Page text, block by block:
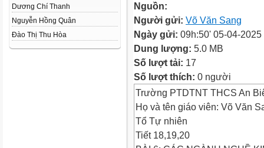
Dương Chí Thanh
Nguyễn Hồng Quân
Đào Thị Thu Hòa
Nguồn:
Người gửi: Võ Văn Sang
Ngày gửi: 09h:50' 05-04-2025
Dung lượng: 5.0 MB
Số lượt tải: 17
Số lượt thích: 0 người
Trường PTDTNT THCS An
Họ và tên giáo viên: Võ Văn
Tổ Tự nhiên
Tiết 18,19,20